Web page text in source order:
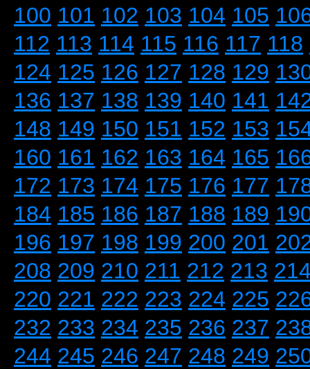
100 101 102 103 104 105
112 113 114 115 116 117 118
124 125 126 127 128 129
136 137 138 139 140 141
148 149 150 151 152 153
160 161 162 163 164 165
172 173 174 175 176 177
184 185 186 187 188 189
196 197 198 199 200 201
208 209 210 211 212 213
220 221 222 223 224 225
232 233 234 235 236 237
244 245 246 247 248 249